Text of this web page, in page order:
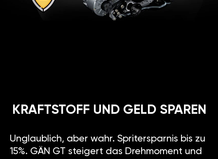
KRAFTSTOFF UND GELD SPAREN
Unglaublich, aber wahr. Spritersparnis bis zu
15%. GÄN GT steigert das Drehmoment und